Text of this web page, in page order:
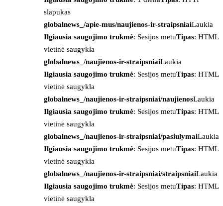
slapukas
globalnews_/apie-mus/naujienos-ir-straipsniaiLaukia
Ilgiausia saugojimo trukmė: Sesijos metuTipas: HTML
vietinė saugykla
globalnews_/naujienos-ir-straipsniaiLaukia
Ilgiausia saugojimo trukmė: Sesijos metuTipas: HTML
vietinė saugykla
globalnews_/naujienos-ir-straipsniai/naujienosLaukia
Ilgiausia saugojimo trukmė: Sesijos metuTipas: HTML
vietinė saugykla
globalnews_/naujienos-ir-straipsniai/pasiulymaiLaukia
Ilgiausia saugojimo trukmė: Sesijos metuTipas: HTML
vietinė saugykla
globalnews_/naujienos-ir-straipsniai/straipsniaiLaukia
Ilgiausia saugojimo trukmė: Sesijos metuTipas: HTML
vietinė saugykla